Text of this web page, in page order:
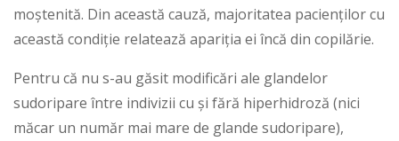
moștenită. Din această cauză, majoritatea pacienților cu
această condiție relatează apariția ei încă din copilărie.
Pentru că nu s-au găsit modificări ale glandelor
sudoripare între indivizii cu și fără hiperhidroză (nici
măcar un număr mai mare de glande sudoripare),